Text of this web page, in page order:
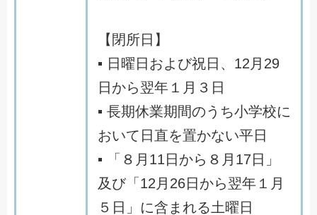
【閉所日】
▪ 日曜日および祝日、12月29
日から翌年１月３日
▪ 長期休業期間のうち小学校に
おいて日直を置かない平日
▪ 「８月11日から８月17日」
及び「12月26日から翌年１月
５日」に含まれる土曜日